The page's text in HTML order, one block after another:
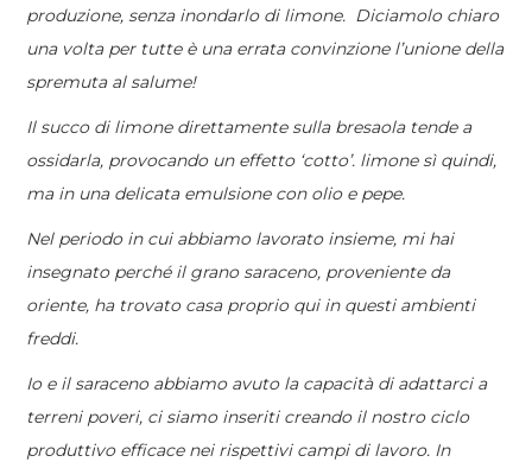
produzione, senza inondarlo di limone. Diciamolo chiaro
una volta per tutte è una errata convinzione l’unione della
spremuta al salume!
Il succo di limone direttamente sulla bresaola tende a
ossidarla, provocando un effetto ‘cotto’. limone sì quindi,
ma in una delicata emulsione con olio e pepe.
Nel periodo in cui abbiamo lavorato insieme, mi hai
insegnato perché il grano saraceno, proveniente da
oriente, ha trovato casa proprio qui in questi ambienti
freddi.
Io e il saraceno abbiamo avuto la capacità di adattarci a
terreni poveri, ci siamo inseriti creando il nostro ciclo
produttivo efficace nei rispettivi campi di lavoro. In